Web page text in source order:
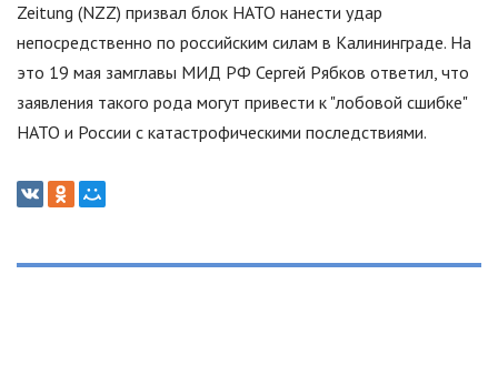
Zeitung (NZZ) призвал блок НАТО нанести удар
непосредственно по российским силам в Калининграде. На
это 19 мая замглавы МИД РФ Сергей Рябков ответил, что
заявления такого рода могут привести к "лобовой сшибке"
НАТО и России с катастрофическими последствиями.